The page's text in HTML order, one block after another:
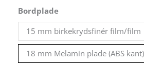
Bordplade
15 mm birkekrydsfinér film/film
18 mm Melamin plade (ABS kant)
Erg-
Lift
300